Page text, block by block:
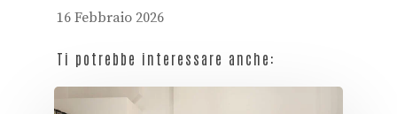
16 Febbraio 2026
Ti potrebbe interessare anche: